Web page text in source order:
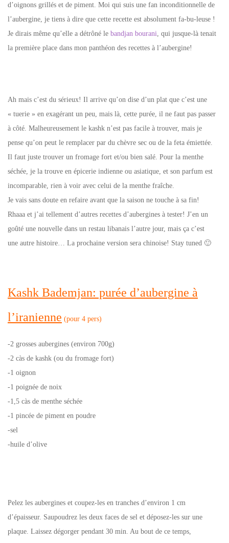
d’oignons grillés et de piment. Moi qui suis une fan inconditionnelle de
l’aubergine, je tiens à dire que cette recette est absolument fa-bu-leuse !
Je dirais même qu’elle a détrôné le bandjan bourani, qui jusque-là tenait
la première place dans mon panthéon des recettes à l’aubergine!
Ah mais c’est du sérieux! Il arrive qu’on dise d’un plat que c’est une
« tuerie » en exagérant un peu, mais là, cette purée, il ne faut pas passer
à côté. Malheureusement le kashk n’est pas facile à trouver, mais je
pense qu’on peut le remplacer par du chèvre sec ou de la feta émiettée.
Il faut juste trouver un fromage fort et/ou bien salé. Pour la menthe
séchée, je la trouve en épicerie indienne ou asiatique, et son parfum est
incomparable, rien à voir avec celui de la menthe fraîche.
Je vais sans doute en refaire avant que la saison ne touche à sa fin!
Rhaaa et j’ai tellement d’autres recettes d’aubergines à tester! J’en un
goûté une nouvelle dans un restau libanais l’autre jour, mais ça c’est
une autre histoire… La prochaine version sera chinoise! Stay tuned 🙂
Kashk Bademjan: purée d’aubergine à
l’iranienne (pour 4 pers)
-2 grosses aubergines (environ 700g)
-2 càs de kashk (ou du fromage fort)
-1 oignon
-1 poignée de noix
-1,5 càs de menthe séchée
-1 pincée de piment en poudre
-sel
-huile d’olive
Pelez les aubergines et coupez-les en tranches d’environ 1 cm
d’épaisseur. Saupoudrez les deux faces de sel et déposez-les sur une
plaque. Laissez dégorger pendant 30 min. Au bout de ce temps,